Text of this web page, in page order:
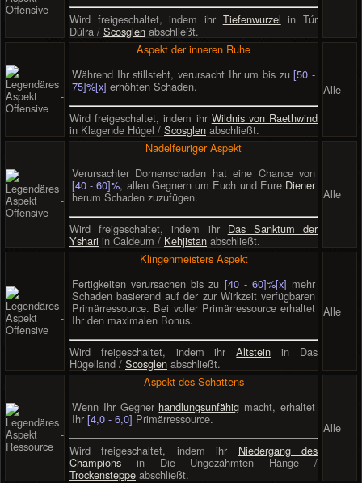
Wird freigeschaltet, indem ihr Tiefenwurzel in Túr
Dúlra / Scosglen abschließt.
Aspekt der inneren Ruhe
Während Ihr stillsteht, verursacht Ihr um bis zu[50 -
75]%[x] erhöhten Schaden.
Wird freigeschaltet, indem ihr Wildnis von Raethwind
in Klagende Hügel / Scosglen abschließt.
Alle
Nadelfeuriger Aspekt
Verursachter Dornenschaden hat eine Chance von
[40 - 60]%, allen Gegnern um Euch und Eure Diener
herum Schaden zuzufügen.
Wird freigeschaltet, indem ihr Das Sanktum der
Yshari in Caldeum / Kehjistan abschließt.
Alle
Klingenmeisters Aspekt
Fertigkeiten verursachen bis zu [40 - 60]%[x] mehr
Schaden basierend auf der zur Wirkzeit verfügbaren
Primärressource. Bei voller Primärressource erhaltet
Ihr den maximalen Bonus.
Wird freigeschaltet, indem ihrAltstein in Das
Hügelland / Scosglen abschließt.
Alle
Aspekt des Schattens
Wenn Ihr Gegner handlungsunfähig macht, erhaltet
Ihr[4,0 - 6,0] Primärressource.
Wird freigeschaltet, indem ihr Niedergang des
Champions in Die Ungezähmten Hänge /
Trockensteppe abschließt.
Alle